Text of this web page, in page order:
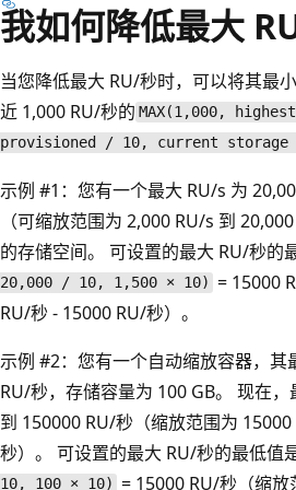
我如何降低最大
当您降低最大 RU/秒时，可以将其最
近 1,000 RU/秒的 MAX(1,000,
provisioned / 10, current storage
示例 #1：您有一个最大 RU/s 为
（可缩放范围为 2,000 RU/s 到
的存储空间。 可设置的最大 RU/秒的
20,000 / 10, 1,500 × 10) = 15000
RU/秒 - 15000 RU/秒）。
示例 #2：您有一个自动缩放容器，其
RU/秒，存储容量为 100 GB。 现在
到 150000 RU/秒（缩放范围为
秒）。 可设置的最大 RU/秒的最低值
10, 100 × 10) = 15000 RU/秒（缩